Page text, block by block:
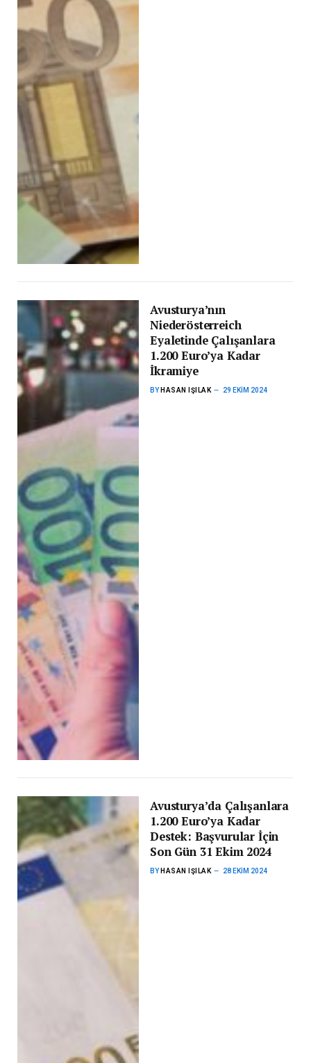
Avusturya’nın
Niederösterreich
Eyaletinde Çalışanlara
1.200 Euro’ya Kadar
İkramiye
BY HASAN IŞILAK 29 EKIM 2024
Avusturya’da Çalışanlara
1.200 Euro’ya Kadar
Destek: Başvurular İçin
Son Gün 31 Ekim 2024
BY HASAN IŞILAK 28 EKIM 2024